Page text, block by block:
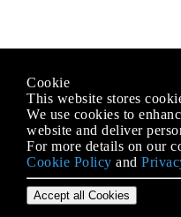
Cookie
This website stores
We use cookies to
website and deliver
For more details on our
Cookie Policy and
Accept all Cookies